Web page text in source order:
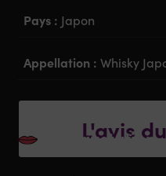
L'avis
Pays : Japon
Appellation :Whisky
Degré :50,50% Vol
La dégustation